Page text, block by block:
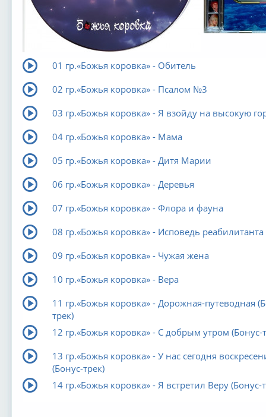
01 гр.«Божья коровка» - Обитель
02 гр.«Божья коровка» - Псалом №3
03 гр.«Божья коровка» - Я взойду на высокую
04 гр.«Божья коровка» - Мама
05 гр.«Божья коровка» - Дитя Марии
06 гр.«Божья коровка» - Деревья
07 гр.«Божья коровка» - Флора и фауна
08 гр.«Божья коровка» - Исповедь реабилитанта
09 гр.«Божья коровка» - Чужая жена
10 гр.«Божья коровка» - Вера
11 гр.«Божья коровка» - Дорожная-путеводная
трек)
12 гр.«Божья коровка» - С добрым утром (Бонус-
13 гр.«Божья коровка» - У нас сегодня
(Бонус-трек)
14 гр.«Божья коровка» - Я встретил Веру (Бонус-